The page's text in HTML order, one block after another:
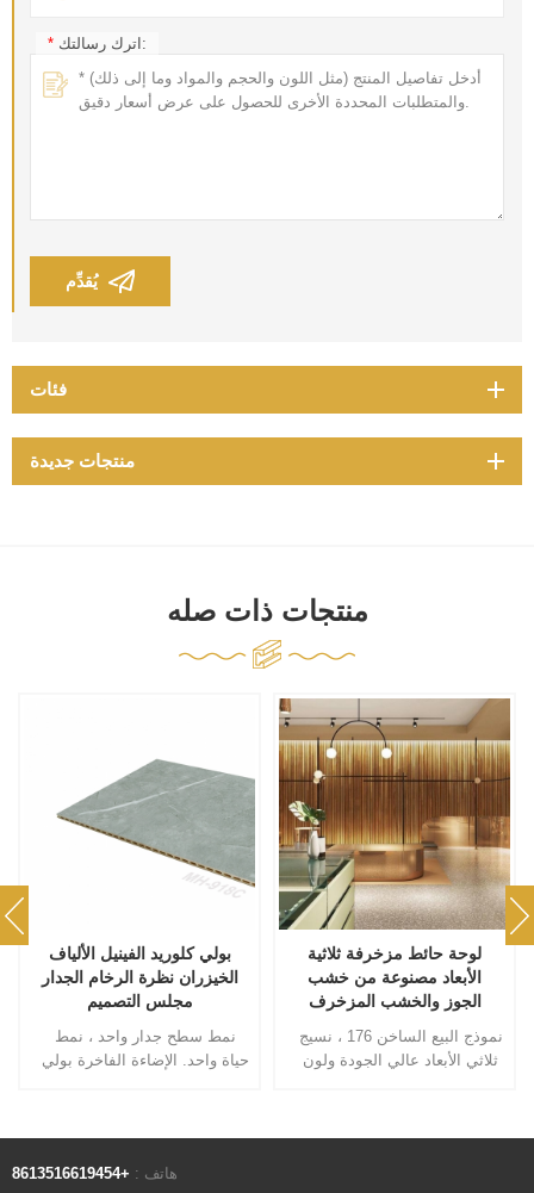
* اترك رسالتك:
يُقدِّم
فئات
منتجات جديدة
منتجات ذات صله
بولي كلوريد الفينيل الألياف
الخيزران نظرة الرخام الجدار
مجلس التصميم
نمط سطح جدار واحد ، نمط
حياة واحد. الإضاءة الفاخرة بولي
الحائط
لوحة حائط مزخرفة ثلاثية
الأبعاد مصنوعة من خشب
الجوز والخشب المزخرف
نموذج البيع الساخن 176 ، نسيج
ثلاثي الأبعاد عالي الجودة ولون
هاتف : +8613516619454